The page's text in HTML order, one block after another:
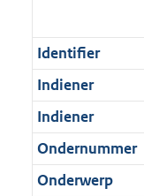
Identifier
Indiener
Indiener
Ondernummer
Onderwerp